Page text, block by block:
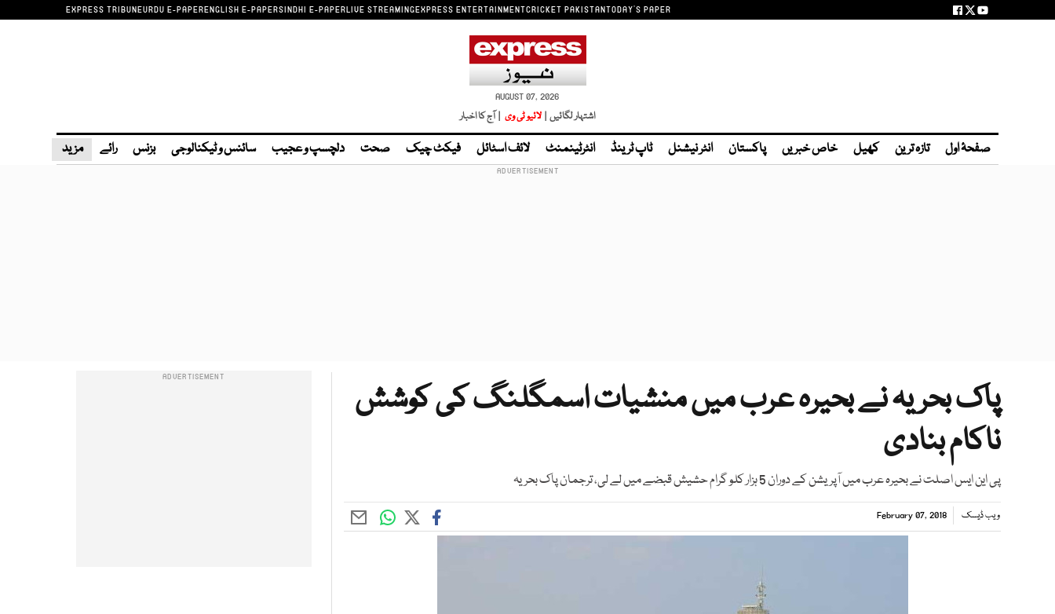
EXPRESS TRIBUNEURDU E-PAPERENGLISH E-PAPERSINDHI E-PAPERLIVE STREAMINGEXPRESS ENTERTAINMENTCRICKET PAKISTANTODAY'S PAPER
AUGUST 07, 2026
اشتہار لگائیں | لائیو ٹی وی | آج کا اخبار
صفحۂ اول تازہ ترین کھیل خاص خبریں پاکستان انٹر نیشنل ٹاپ ٹرینڈ انٹرٹینمنٹ لائف اسٹائل فیکٹ چیک صحت دلچسپ و عجیب سائنس و ٹیکنالوجی بزنس رائے مزید
پاک بحریہ نے بحیرہ عرب میں منشیات اسمگلنگ کی کوشش
ناکام بنادی
پی این ایس اصلت نے بحیرہ عرب میں آپریشن کے دوران 5 ہزار کلو گرام حشیش قبضے میں لے لی، ترجمان پاک بحریہ
ویب ڈیسک February 07, 2018